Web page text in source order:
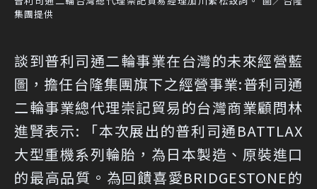
集團提供
談到普利司通二輪事業在台灣的未來經營藍
圖，擔任台隆集團旗下之經營事業:普利司通
二輪事業總代理崇記貿易的台灣商業顧問林
進賢表示: 「本次展出的普利司通BATTLAX
大型重機系列輪胎，為日本製造、原裝進口
的最高品質。為回饋喜愛BRIDGESTONE的